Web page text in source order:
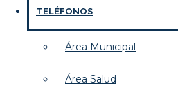
TELÉFONOS
Área Municipal
Área Salud